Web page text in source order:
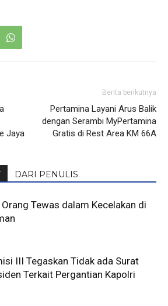
Jaya
Berita berikutnya
Pertamina Layani Arus Balik
dengan Serambi MyPertamina
Gratis di Rest Area KM 66A
DARI PENULIS
Orang Tewas dalam Kecelakan di
III Tegaskan Tidak ada Surat
Terkait Pergantian Kapolri